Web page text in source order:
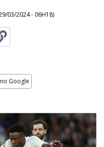
03/2024 - 06H18)
Google